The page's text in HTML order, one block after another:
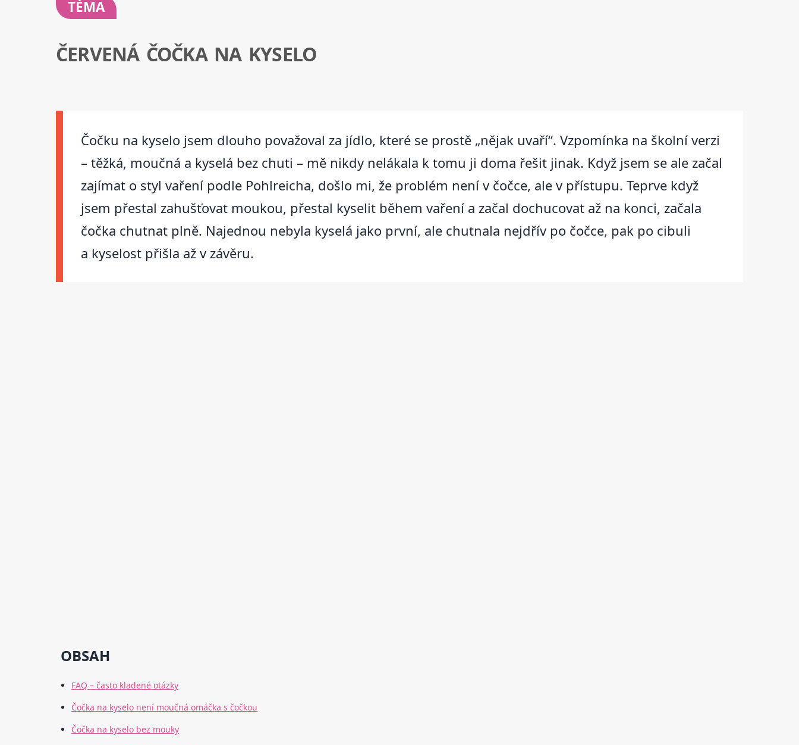
TÉMA
ČERVENÁ ČOČKA NA KYSELO
Čočku na kyselo jsem dlouho považoval za jídlo, které se prostě „nějak uvaří“. Vzpomínka na školní verzi
– těžká, moučná a kyselá bez chuti – mě nikdy nelákala k tomu ji doma řešit jinak. Když jsem se ale začal
zajímat o styl vaření podle Pohlreicha, došlo mi, že problém není v čočce, ale v přístupu. Teprve když
jsem přestal zahušťovat moukou, přestal kyselit během vaření a začal dochucovat až na konci, začala
čočka chutnat plně. Najednou nebyla kyselá jako první, ale chutnala nejdřív po čočce, pak po cibuli
a kyselost přišla až v závěru.
OBSAH
FAQ – často kladené otázky
Čočka na kyselo není moučná omáčka s čočkou
Čočka na kyselo bez mouky